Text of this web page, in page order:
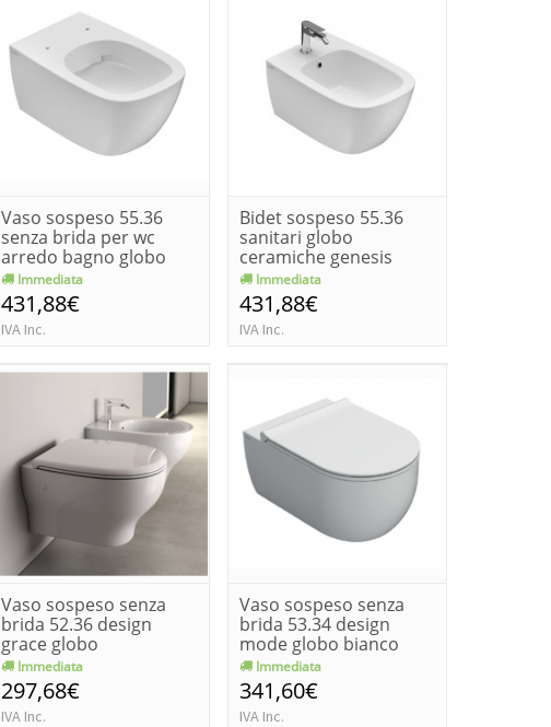
Vaso sospeso 55.36
senza brida per wc
arredo bagno globo
genesis
Immediata
431,88€
IVA Inc.
Bidet sospeso 55.36
sanitari globo
ceramiche genesis
Immediata
431,88€
IVA Inc.
Vaso sospeso senza
brida 52.36 design
grace globo
Immediata
297,68€
IVA Inc.
Vaso sospeso senza
brida 53.34 design
mode globo bianco
lucido
Immediata
341,60€
IVA Inc.